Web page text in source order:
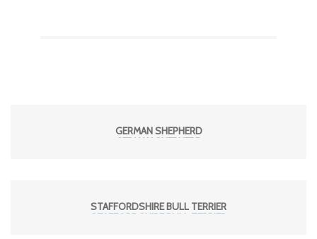
GERMAN SHEPHERD
STAFFORDSHIRE BULL TERRIER